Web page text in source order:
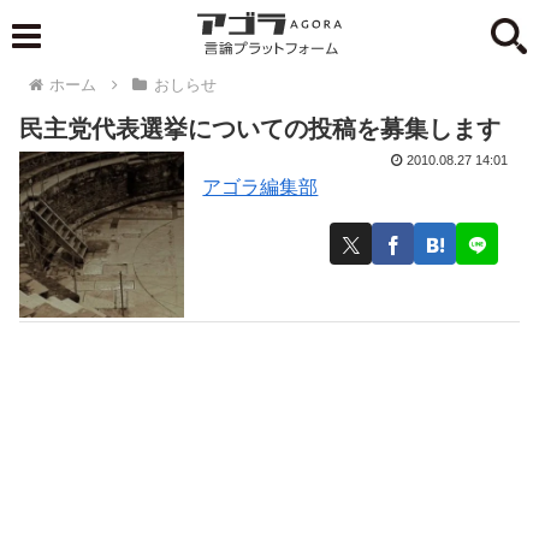
ホーム おしらせ
民主党代表選挙についての投稿を募集します
アゴラ編集部
2010.08.27 14:01